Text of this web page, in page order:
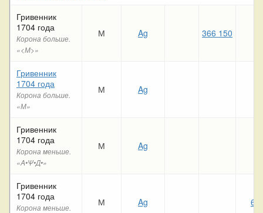
Гривенник
1704 года
Корона больше.
«<М>»
М Ag 366 150
Гривенник
1704 года
Корона больше.
«М»
М Ag
Гривенник
1704 года
Корона меньше.
«A•Ѱ•Д•»
М Ag
Гривенник
1704 года
Корона меньше.
М Ag 60